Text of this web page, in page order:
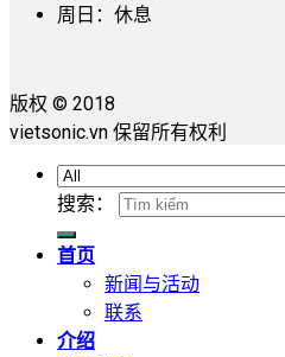
周日：休息
版权 © 2018
vietsonic.vn 保留所有权利
搜索：
首页
新闻与活动
联系
介绍